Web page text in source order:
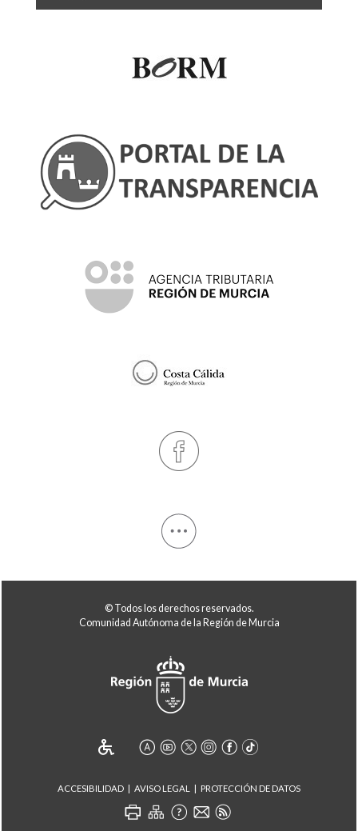
© Todos los derechos reservados.
Comunidad Autónoma de la Región de Murcia
ACCESIBILIDAD AVISO LEGAL PROTECCIÓN DE DATOS